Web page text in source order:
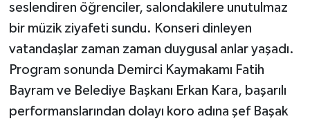
seslendiren öğrenciler, salondakilere unutulmaz
bir müzik ziyafeti sundu. Konseri dinleyen
vatandaşlar zaman zaman duygusal anlar yaşadı.
Program sonunda Demirci Kaymakamı Fatih
Bayram ve Belediye Başkanı Erkan Kara, başarılı
performanslarından dolayı koro adına şef Başak